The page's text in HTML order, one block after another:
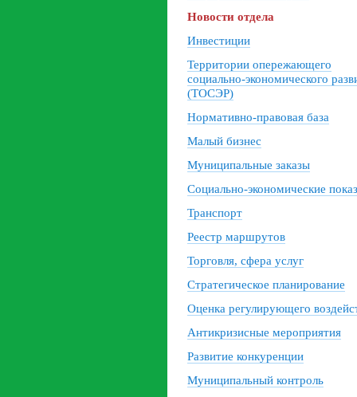
Новости отдела
Инвестиции
Территории опережающего
социально-экономического
(ТОСЭР)
Нормативно-правовая база
Малый бизнес
Муниципальные заказы
Социально-экономические
Транспорт
Реестр маршрутов
Торговля, сфера услуг
Стратегическое планирование
Оценка регулирующего
Антикризисные мероприятия
Развитие конкуренции
Муниципальный контроль